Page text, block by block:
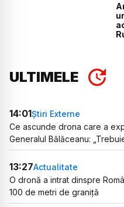
ULTIMELE
14:01Știri Externe
Ce ascunde drona care a
Generalul Bălăceanu:
13:27Actualitate
O dronă a intrat dinspre
100 de metri de graniță